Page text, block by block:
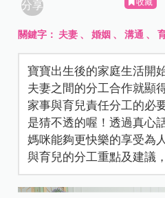
分享
關鍵字： 夫妻 、婚姻 、溝通 、
寶寶出生後的家庭生活開
夫妻之間的分工合作就顯
家事與育兒責任分工的必
是猜不透的喔！透過真心
媽咪能夠更快樂的享受為
與育兒的分工重點及建議